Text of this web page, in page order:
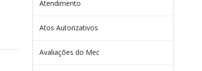
Atendimento
Atos Autorizativos
Avaliações do Mec